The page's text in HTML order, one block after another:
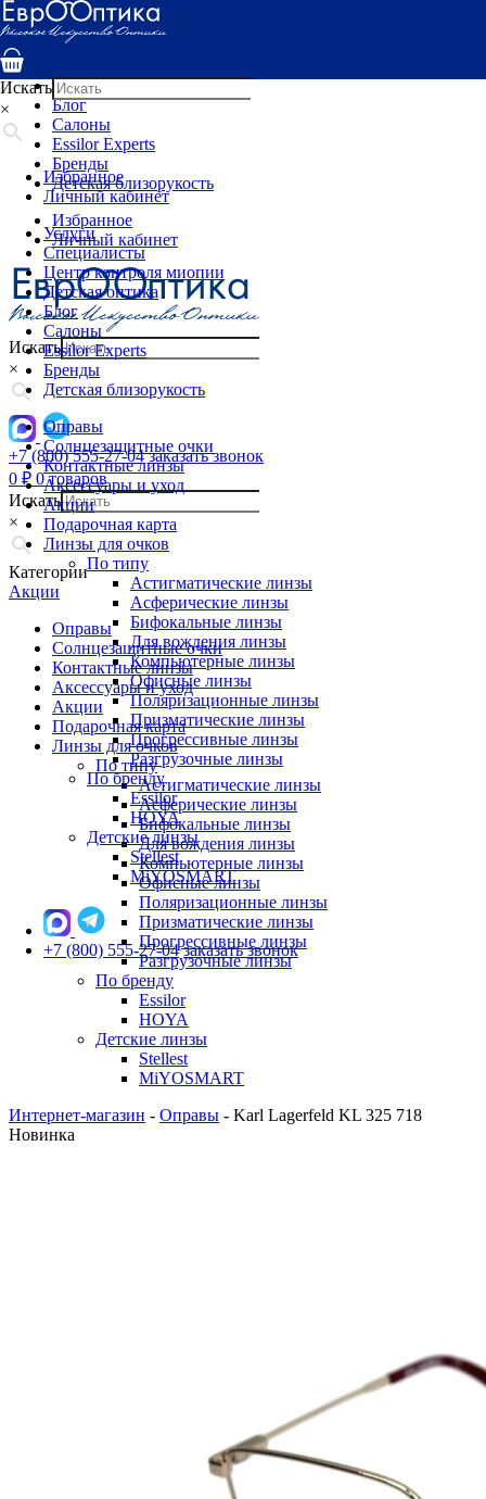
Услуги
Специалисты
Детская оптика
Блог
Салоны
Essilor Experts
Бренды
Детская близорукость
Избранное
Личный кабинет
Искать
×
+7 (800) 555-27-04 заказать звонок
0 ₽ 0 товаров
Искать
×
Категории
Акции
Оправы
Солнцезащитные очки
Контактные линзы
Аксессуары и уход
Акции
Подарочная карта
Линзы для очков
По типу
Астигматические линзы
Асферические линзы
Бифокальные линзы
Для вождения линзы
Компьютерные линзы
Офисные линзы
Поляризационные линзы
Призматические линзы
Прогрессивные линзы
Разгрузочные линзы
По бренду
Essilor
HOYA
Детские линзы
Stellest
MiYOSMART
Искать
×
Избранное
Личный кабинет
Услуги
Специалисты
Центр контроля миопии
Детская оптика
Блог
Салоны
Essilor Experts
Бренды
Детская близорукость
Оправы
Солнцезащитные очки
Контактные линзы
Аксессуары и уход
Акции
Подарочная карта
Линзы для очков
По типу
Астигматические линзы
Асферические линзы
Бифокальные линзы
Для вождения линзы
Компьютерные линзы
Офисные линзы
Поляризационные линзы
Призматические линзы
Прогрессивные линзы
Разгрузочные линзы
По бренду
Essilor
HOYA
Детские линзы
Stellest
MiYOSMART
+7 (800) 555-27-04 заказать звонок
Интернет-магазин - Оправы - Karl Lagerfeld KL 325 718
Новинка